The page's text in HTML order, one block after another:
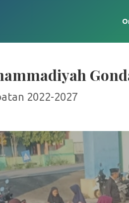
2022-2027